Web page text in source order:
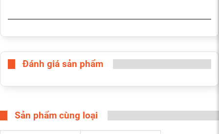
Đánh giá sản phẩm
Sản phẩm cùng loại